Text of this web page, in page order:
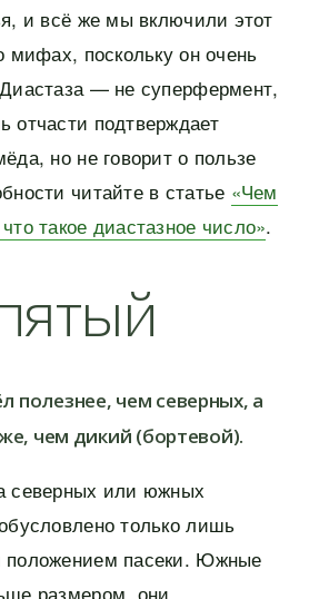
и всё же мы включили этот
мифах, поскольку он очень
— не суперфермент,
отчасти подтверждает
но не говорит о пользе
читайте в статье «Чем
такое диастазное число».
полезнее, чем северных, а
чем дикий (бортевой).
северных или южных
только лишь
положением пасеки. Южные
размером, они